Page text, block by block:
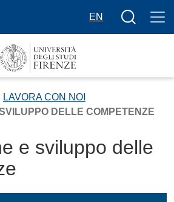
EN
Bottone
LAVORA CON NOI
DELLE COMPETENZE
e sviluppo delle